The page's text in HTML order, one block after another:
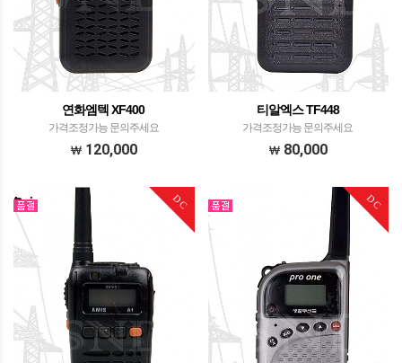
연화엠텍 XF400
가격조정가능 문의주세요
120,000
티알엑스 TF448
가격조정가능 문의주세요
80,000
DC DC